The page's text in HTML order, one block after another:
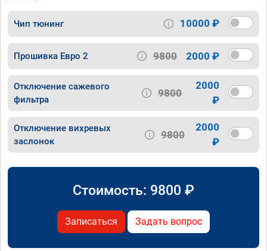
Чип тюнинг 10000 ₽
Прошивка Евро 2 9800 2000 ₽
Отключение сажевого
фильтра
9800
2000
₽
Отключение вихревых
заслонок
9800
2000
₽
Стоимость: 9800 ₽
Записаться Задать вопрос